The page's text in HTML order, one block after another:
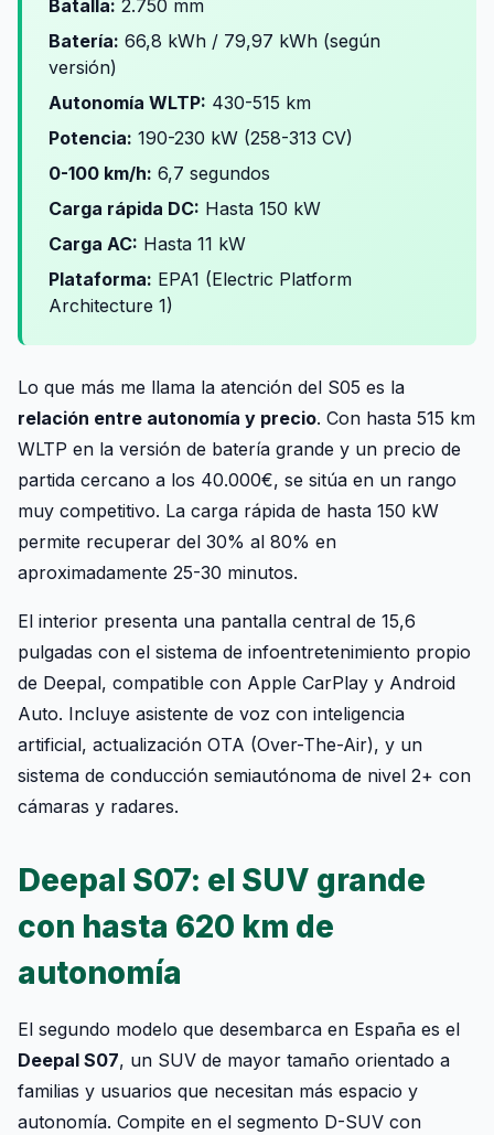
Batalla: 2.750 mm
Batería: 66,8 kWh / 79,97 kWh (según
versión)
Autonomía WLTP: 430-515 km
Potencia: 190-230 kW (258-313 CV)
0-100 km/h: 6,7 segundos
Carga rápida DC: Hasta 150 kW
Carga AC: Hasta 11 kW
Plataforma: EPA1 (Electric Platform
Architecture 1)
Lo que más me llama la atención del S05 es la
relación entre autonomía y precio. Con hasta 515 km
WLTP en la versión de batería grande y un precio de
partida cercano a los 40.000€, se sitúa en un rango
muy competitivo. La carga rápida de hasta 150 kW
permite recuperar del 30% al 80% en
aproximadamente 25-30 minutos.
El interior presenta una pantalla central de 15,6
pulgadas con el sistema de infoentretenimiento propio
de Deepal, compatible con Apple CarPlay y Android
Auto. Incluye asistente de voz con inteligencia
artificial, actualización OTA (Over-The-Air), y un
sistema de conducción semiautónoma de nivel 2+ con
cámaras y radares.
Deepal S07: el SUV grande
con hasta 620 km de
autonomía
El segundo modelo que desembarca en España es el
Deepal S07, un SUV de mayor tamaño orientado a
familias y usuarios que necesitan más espacio y
autonomía. Compite en el segmento D-SUV con